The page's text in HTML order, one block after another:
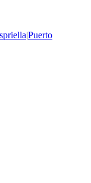
|Puerto